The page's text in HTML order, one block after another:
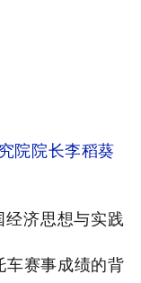
院院长李稻葵
济思想与实践
车赛事成绩的背